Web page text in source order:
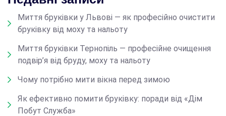
Миття бруківки у Львові — як професійно очистити
бруківку від моху та нальоту
Миття бруківки Тернопіль — професійне очищення
подвір’я від бруду, моху та нальоту
Чому потрібно мити вікна перед зимою
Як ефективно помити бруківку: поради від «Дім
Побут Служба»